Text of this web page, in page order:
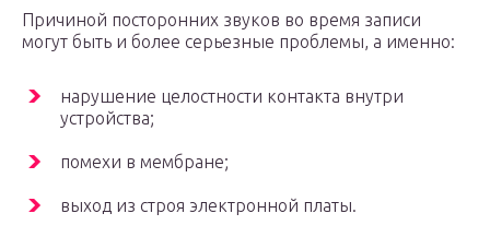
Причиной посторонних звуков во время записи
могут быть и более серьезные проблемы, а именно:
нарушение целостности контакта внутри
устройства;
помехи в мембране;
выход из строя электронной платы.